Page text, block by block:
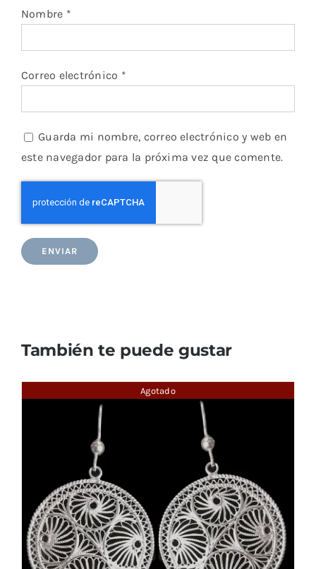
Nombre *
Correo electrónico *
Guarda mi nombre, correo electrónico y web en
este navegador para la próxima vez que comente.
También te puede gustar
Agotado